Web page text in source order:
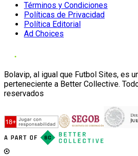
Términos y Condiciones
Políticas de Privacidad
Política Editorial
Ad Choices
Bolavip, al igual que Futbol Sites, es
perteneciente a Better Collective.
reservados